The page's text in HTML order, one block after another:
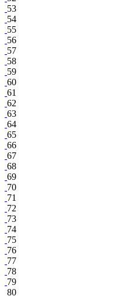
53
54
55
56
57
58
59
60
61
62
63
64
65
66
67
68
69
70
71
72
73
74
75
76
77
78
79
80